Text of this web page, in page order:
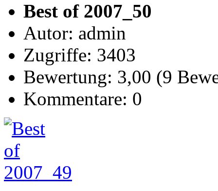
Best of 2007_50
Autor: admin
Zugriffe: 3403
Bewertung: 3,00 (9
Kommentare: 0